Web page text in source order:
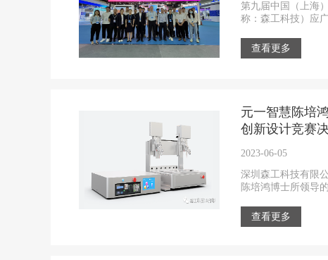
第九届中国（上海
称：森工科技）应
查看更多
元一智慧陈培
创新设计竞赛
2023-06-05
深圳森工科技有限
陈培鸿博士所领导
查看更多